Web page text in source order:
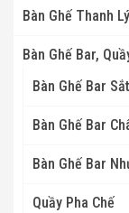
Bàn Ghế Thanh Lý
Bàn Ghế Bar,
Bàn Ghế Bar
Bàn Ghế Bar
Bàn Ghế Bar
Quầy Pha Chế